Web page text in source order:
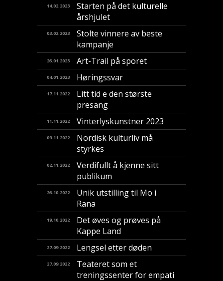
14.02.2023
Starten på det kulturelle
årshjulet
03.02.2023
Stolte vinnere av beste
kampanje
26.01.2023 Art-Trail på sporet
04.01.2023 Høringssvar
17.11.2022
Litt tid e den største
presang
11.11.2022 Vinterlyskunstner 2023
09.11.2022
Nordisk kulturliv må
styrkes
02.11.2022
Verdifullt å kjenne sitt
publikum
26.10.2022
Unik utstilling til Mo i
Rana
19.10.2022
Det øves og prøves på
Kappe Land
27.09.2022 Lengsel etter døden
27.09.2022
Teateret som et
treningssenter for empati